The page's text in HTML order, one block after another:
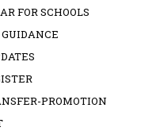
FOR SCHOOLS
PROMOTION